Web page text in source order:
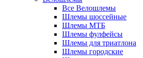
Все Велошлемы
Шлемы шоссейные
Шлемы МТБ
Шлемы фулфейсы
Шлемы для триатлона
Шлемы городские